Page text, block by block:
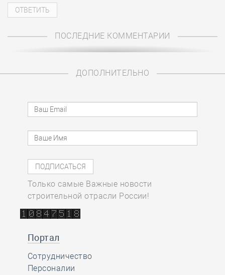
ПОСЛЕДНИЕ КОММЕНТАРИИ
ДОПОЛНИТЕЛЬНО
Только самые Важные новости
строительной отрасли России!
Портал
Сотрудничество
Персоналии